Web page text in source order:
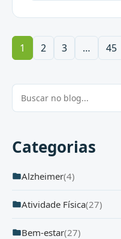
1 2 3 … 45
Categorias
Alzheimer(4)
Atividade Física(27)
Bem-estar(27)